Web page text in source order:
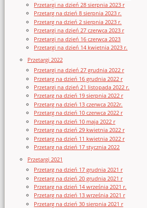
Przetargi na dzień 28 sierpnia 2023 r
Przetarg na dzień 8 sierpnia 2023 r.
Przetarg na dzień 2 sierpnia 2023 r.
Przetargi na dzień 27 czerwca 2023 r
Przetargi na dzień 16 czerwca 2023
Przetargi na dzień 14 kwietnia 2023 r.
Przetargi 2022
Przetargi na dzień 27 grudnia 2022 r
Przetarg na dzień 16 grudnia 2022 r
Przetargi na dzień 21 listopada 2022 r.
Przetarg na dzień 19 sierpnia 2022 r
Przetarg na dzień 13 czerwca 2022r.
Przetarg na dzień 10 czerwca 2022 r
Przetarg na dzień 10 maja 2022 r
Przetarg na dzień 29 kwietnia 2022 r
Przetarg na dzień 11 kwietnia 2022 r
Przetarg na dzień 17 stycznia 2022
Przetargi 2021
Przetarg na dzień 17 grudnia 2021 r
Przetarg na dzień 20 grudnia 2021 r
Przetarg na dzień 14 września 2021 r.
Przetarg na dzień 13 września 2021 r
Przetarg na dzień 30 sierpnia 2021 r